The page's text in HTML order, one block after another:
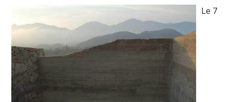
Le 7